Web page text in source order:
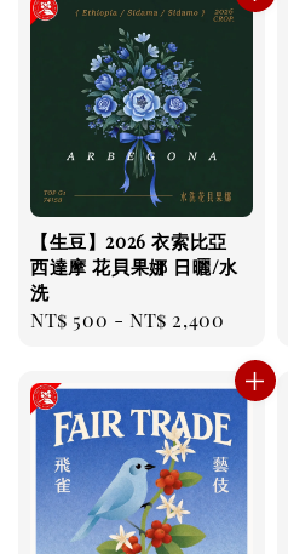
【生豆】2026 衣索比亞
西達摩 花貝果娜 日曬/水
洗
Regular
NT$ 500 -NT$ 2,400